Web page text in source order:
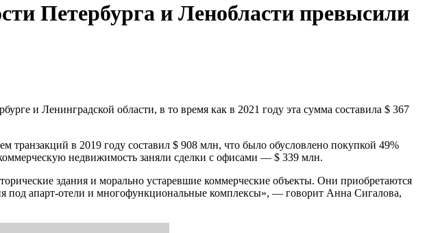
Петербурга и Ленобласти превысили
и Ленинградской области, в то время как в 2021 году эта сумма составила $ 367
в 2019 году составил $ 908 млн, что было обусловлено покупкой 49%
недвижимость заняли сделки с офисами — $ 339 млн.
здания и морально устаревшие коммерческие объекты. Они приобретаются
под апарт-отели и многофункциональные комплексы», — говорит Анна Сигалова,